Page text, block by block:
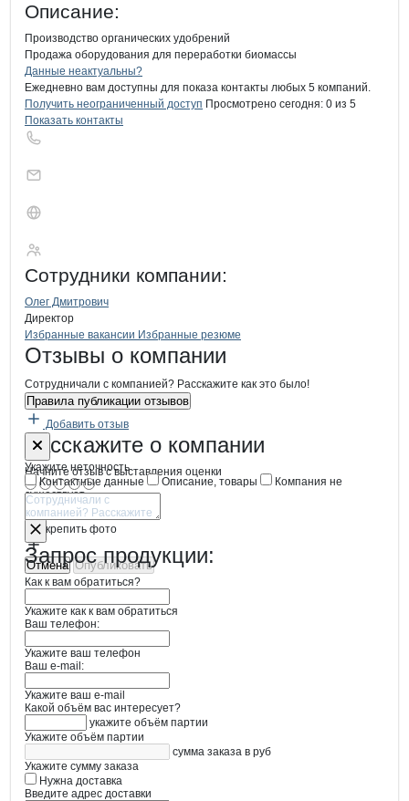
Описание:
Производство органических удобрений
Продажа оборудования для переработки биомассы
Контактыкомпании
+7(800)000-00-..
Данные неактуальны?
Ежедневно вам доступны для показа контакты любых 5 компаний.
Получить неограниченный доступ Просмотрено сегодня: 0 из 5
Показать контакты
Сотрудники компании:
Олег Дмитрович
Директор
Брендыкомпани Биоферт
Вакансии вБиоферт
Избранные вакансии Избранные резюме
Новости oБиоферт, ООО
Отзывы о компании
Сотрудничали с компанией? Расскажите как это было!
Правила публикации отзывов
Добавить отзыв
Расскажите о компании
Начните отзыв с выставления оценки
Прикрепить фото
Отмена Опубликовать
Форма обратной связи о
Укажите неточность
Контактные данные
Описание, товары
Компания не
существует
Отмена Опубликовать
Запрос продукции:
Как к вам обратиться?
Укажите как к вам обратиться
Ваш телефон:
Укажите ваш телефон
Ваш e-mail:
Укажите ваш e-mail
Какой объём вас интересует?
укажите объём партии
Укажите объём партии
сумма заказа в руб
Укажите сумму заказа
Нужна доставка
Введите адрес доставки